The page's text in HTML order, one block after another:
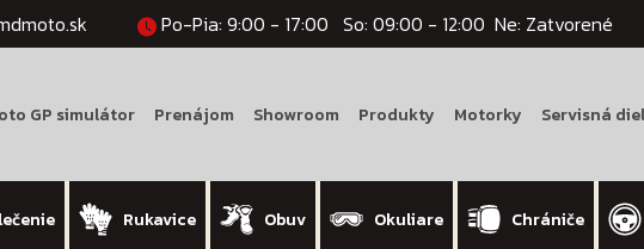
Po-Pia: 9:00 - 17:00 So: 09:00 - 12:00 Ne: Zatvorené
GP simulátor Prenájom Showroom Produkty Motorky Servisná
Rukavice Obuv Okuliare Chrániče